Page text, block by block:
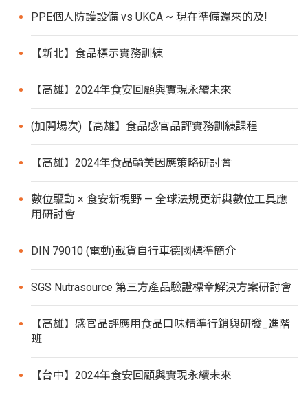
PPE個人防護設備 vs UKCA ~ 現在準備還來的及!
【新北】食品標示實務訓練
【高雄】2024年食安回顧與實現永續未來
(加開場次)【高雄】食品感官品評實務訓練課程
【高雄】2024年食品輸美因應策略研討會
數位驅動 × 食安新視野 — 全球法規更新與數位工具應
用研討會
DIN 79010 (電動)載貨自行車德國標準簡介
SGS Nutrasource 第三方產品驗證標章解決方案研討會
【高雄】感官品評應用食品口味精準行銷與研發_進階
班
【台中】2024年食安回顧與實現永續未來